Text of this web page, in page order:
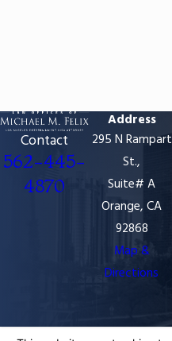
Contact
562-445-
4870
Address
295 N Rampart
St.,
Suite# A
Orange, CA
92868
Map &
Directions